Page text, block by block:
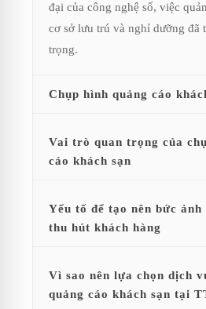
đại của công nghệ số, việc
cơ sở lưu trú và nghỉ dưỡng đã
trọng.
Chụp hình quảng cáo
Vai trò quan trọng của
cáo khách sạn
Yếu tố để tạo nên bức ảnh
thu hút khách hàng
Vì sao nên lựa chọn dịch
quảng cáo khách sạn tại